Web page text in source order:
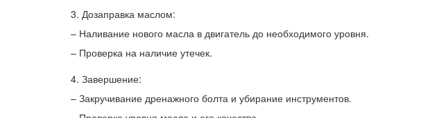
3. Дозаправка маслом:
– Наливание нового масла в двигатель до необходимого уровня.
– Проверка на наличие утечек.
4. Завершение:
– Закручивание дренажного болта и убирание инструментов.